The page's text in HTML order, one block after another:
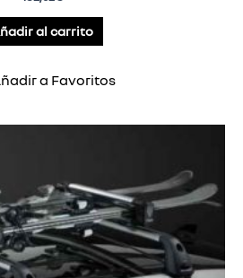
al carrito
a Favoritos